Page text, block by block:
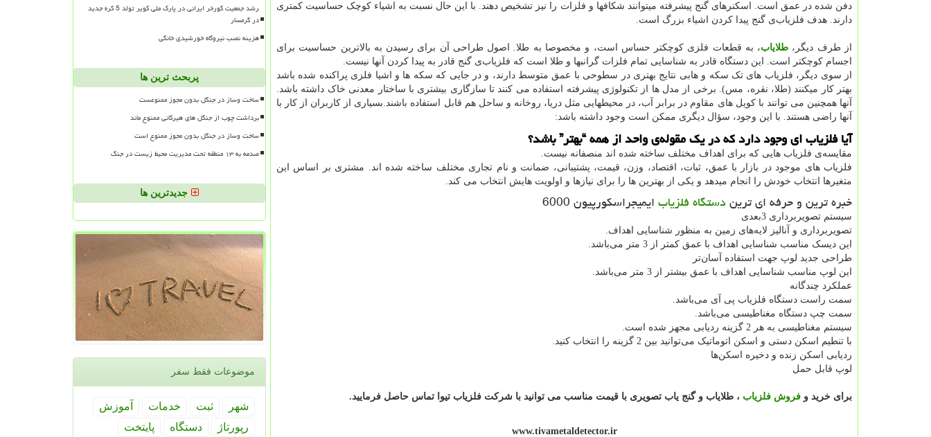
دفن شده در عمق است. اسکنرهای گنج پیشرفته میتوانند شکافها و فلزات را نیز تشخیص دهند. با این حال نسبت به اشیاء کوچک حساسیت کمتری
دارند. هدف فلزیاب‌ی گنج پیدا کردن اشیاء بزرگ است.
از طرف دیگر، طلایاب، به قطعات فلزی کوچکتر حساس است، و مخصوصا به طلا. اصول طراحی آن برای رسیدن به بالاترین حساسیت برای
اجسام کوچکتر است. این دستگاه قادر به شناسایی تمام فلزات گرانبها و طلا است که فلزیاب‌ی گنج قادر به پیدا کردن آنها نیست.
از سوی دیگر، فلزیاب های تک سکه و هابی نتایج بهتری در سطوحی با عمق متوسط دارند، و در جایی که سکه ها و اشیا فلزی پراکنده شده باشد
بهتر کار میکنند (طلا، نقره، مس). برخی از مدل ها از تکنولوژی پیشرفته استفاده می کنند تا سازگاری بیشتری با ساختار معدنی خاک داشته باشد.
آنها همچنین می توانند با کویل های مقاوم در برابر آب، در محیطهایی مثل دریا، روخانه و ساحل هم قابل استفاده باشند.بسیاری از کاربران از کار با
آنها راضی هستند. با این وجود، سؤال دیگری ممکن است وجود داشته باشد:
آیا فلزیاب ای وجود دارد که در یک مقوله‌ی واحد از همه “بهتر” باشد؟
مقایسه‌ی فلزیاب هایی که برای اهداف مختلف ساخته شده اند منصفانه نیست.
فلزیاب های موجود در بازار با عمق، ثبات، اقتصاد، وزن، قیمت، پشتیبانی، ضمانت و نام تجاری مختلف ساخته شده اند. مشتری بر اساس این
متغیرها انتخاب خودش را انجام میدهد و یکی از بهترین ها را برای نیازها و اولویت هایش انتخاب می کند.
خبره ترین و حرفه ای تریندستگاه فلزیابایمیجراسکورپیون 6000
سیستم تصویربرداری 3بعدی
تصویربرداری و آنالیز لایه‌های زمین به منظور شناسایی اهداف.
این دیسک مناسب شناسایی اهداف با عمق کمتر از 3 متر می‌باشد.
طراحی جدید لوپ جهت استفاده آسان‌تر
این لوپ مناسب شناسایی اهداف با عمق بیشتر از 3 متر می‌باشد.
عملکرد چندگانه
سمت راست دستگاه فلزیاب پی آی می‌باشد.
سمت چپ دستگاه مغناطیسی می‌باشد.
سیستم مغناطیسی به هر 2 گزینه ردیابی مجهز شده است.
با تنطیم اسکن دستی و اسکن اتوماتیک می‌توانید بین 2 گزینه را انتخاب کنید.
ردیابی اسکن زنده و دخیره اسکن‌ها
لوپ قابل حمل
برای خرید و فروش فلزیاب ، طلایاب و گنج یاب تصویری با قیمت مناسب می توانید با شرکت فلزیاب تیوا تماس حاصل فرمایید.
www.tivametaldetector.ir
رشد جمعیت گورخر ایرانی در پارک ملی کویر تولد 5 کره جدید
در گرمسار
هزینه نصب نیروگاه خورشیدی خانگی
پربحث ترین ها
ساخت وساز در جنگل بدون مجوز ممنوعست
برداشت چوب از جنگل های هیرکانی ممنوع ماند
ساخت وساز در جنگل بدون مجوز ممنوع است
صدمه به ۱۳ منطقه تحت مدیریت محیط زیست در جنگ
جدیدترین ها
موضوعات فقط سفر
شهر ثبت خدمات
آموزش
رپورتاژ
دستگاه
پایتخت